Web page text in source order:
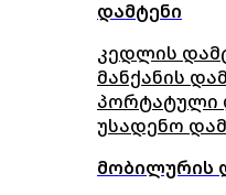
დამტენი
კედლის
მანქანის
პორტატული
უსადენო
მობილურის